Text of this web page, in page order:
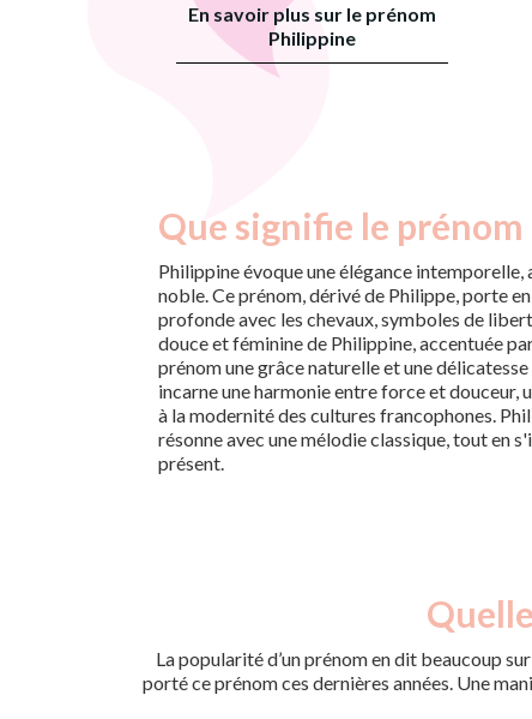
En savoir plus sur le prénom
Philippine
Que signifie le
Philippine évoque une élégance intemporelle,
noble. Ce prénom, dérivé de Philippe, porte
profonde avec les chevaux, symboles de
douce et féminine de Philippine, accentuée
prénom une grâce naturelle et une
incarne une harmonie entre force et douceur,
à la modernité des cultures francophones.
résonne avec une mélodie classique, tout en
présent.
La popularité d’un prénom en dit beaucoup
porté ce prénom ces dernières années. Une
2009
7
2010
6